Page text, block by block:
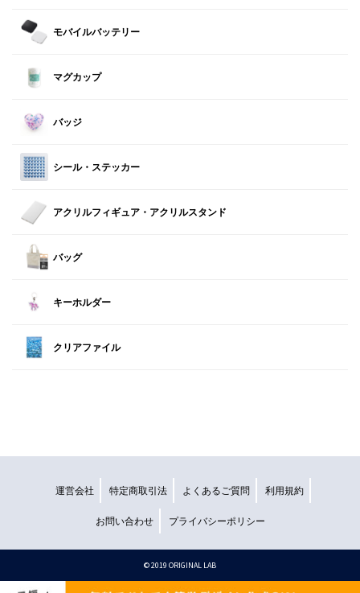
モバイルバッテリー
マグカップ
バッジ
シール・ステッカー
アクリルフィギュア・アクリルスタンド
バッグ
キーホルダー
クリアファイル
運営会社 特定商取引法 よくあるご質問 利用規約
お問い合わせ プライバシーポリシー
©︎ 2019 ORIGINAL LAB